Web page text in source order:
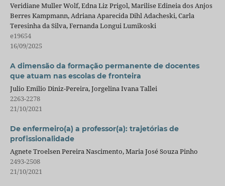
Veridiane Muller Wolf, Edna Liz Prigol, Marilise Edineia dos Anjos
Berres Kampmann, Adriana Aparecida Dihl Adacheski, Carla
Teresinha da Silva, Fernanda Longui Lumikoski
e19654
16/09/2025
A dimensão da formação permanente de docentes
que atuam nas escolas de fronteira
Julio Emilio Diniz-Pereira, Jorgelina Ivana Tallei
2263-2278
21/10/2021
De enfermeiro(a) a professor(a): trajetórias de
profissionalidade
Agnete Troelsen Pereira Nascimento, Maria José Souza Pinho
2493-2508
21/10/2021